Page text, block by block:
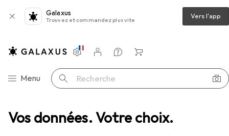
Vos données. Votre choix.
Galaxus
Trouvez et commandez plus vite Vers l'app
Navigation par catégorie
Menu Recherche
Paramètres
Compte client
Listes de comparaison
Listes d'envies
Panier
Crayon à papier + critérium Rotring 600